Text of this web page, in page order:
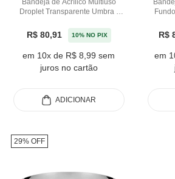
Bandeja de Acrílico Multiuso
Droplet Transparente Umbra -
R$ 80,91 10% NO PIX
em 10x de R$ 8,99 sem
juros no cartão
ADICIONAR
R$
em
29% OFF